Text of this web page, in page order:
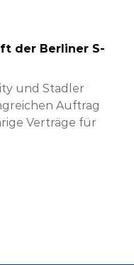
der Berliner S-
und Stadler
Auftrag
Verträge für